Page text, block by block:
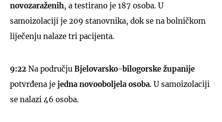
novozaraženih, a testirano je 187 osoba. U
samoizolaciji je 209 stanovnika, dok se na bolničkom
liječenju nalaze tri pacijenta.
9:22 Na području Bjelovarsko-bilogorske županije
potvrđena je jedna novooboljela osoba. U samoizolaciji
se nalazi 46 osoba.